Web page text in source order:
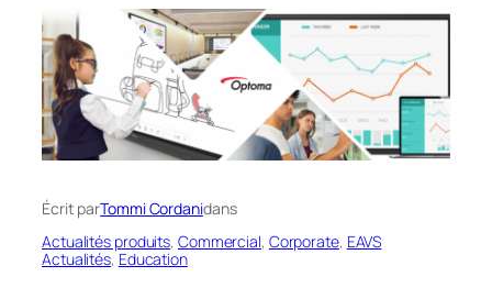
Écrit parTommi Cordanidans
Actualités produits, Commercial, Corporate, EAVS
Actualités, Education